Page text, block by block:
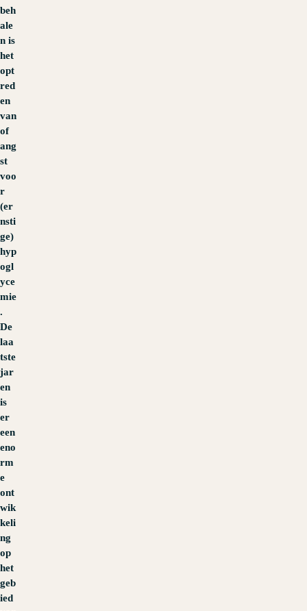
beh
ale
n is
het
opt
red
en
van
of
ang
st
voo
r
(er
nsti
ge)
hyp
ogl
yce
mie
.
De
laa
tste
jar
en
is
er
een
eno
rm
e
ont
wik
keli
ng
op
het
geb
ied